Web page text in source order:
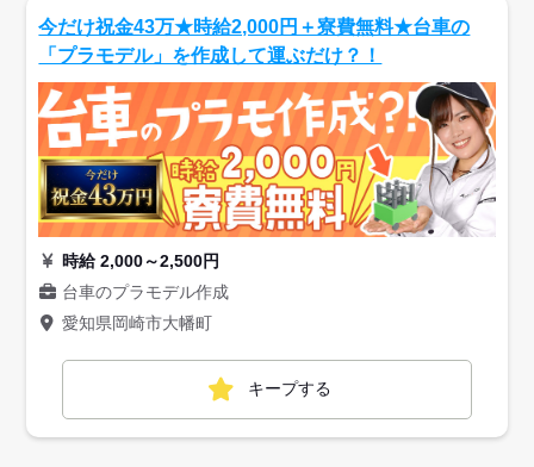
今だけ祝金43万★時給2,000円＋寮費無料★台車の
「プラモデル」を作成して運ぶだけ？！
時給 2,000～2,500円
台車のプラモデル作成
愛知県岡崎市大幡町
キープする